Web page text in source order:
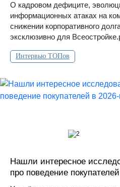
О кадровом дефиците,
информационных атаках на
снижении корпоративного
эксклюзивно для
Интервью ТОПов
Нашли интересное
про поведение
2